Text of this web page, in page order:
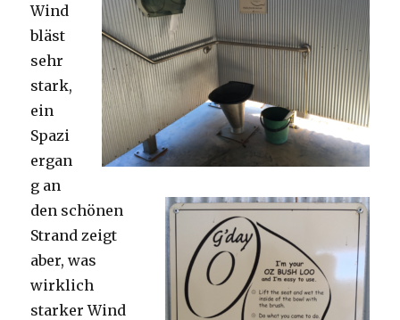
Wind
bläst
sehr
stark,
ein
Spazi
ergan
g an
den schönen
Strand zeigt
aber, was
wirklich
starker Wind